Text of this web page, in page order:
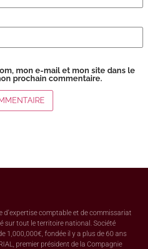
mon e-mail et mon site dans le
prochain commentaire.
d’expertise comptable et de commissariat
sur tout le territoire national. Société
1,000,000€, fondée il y a plus de 60 ans
premier président de la Compagnie